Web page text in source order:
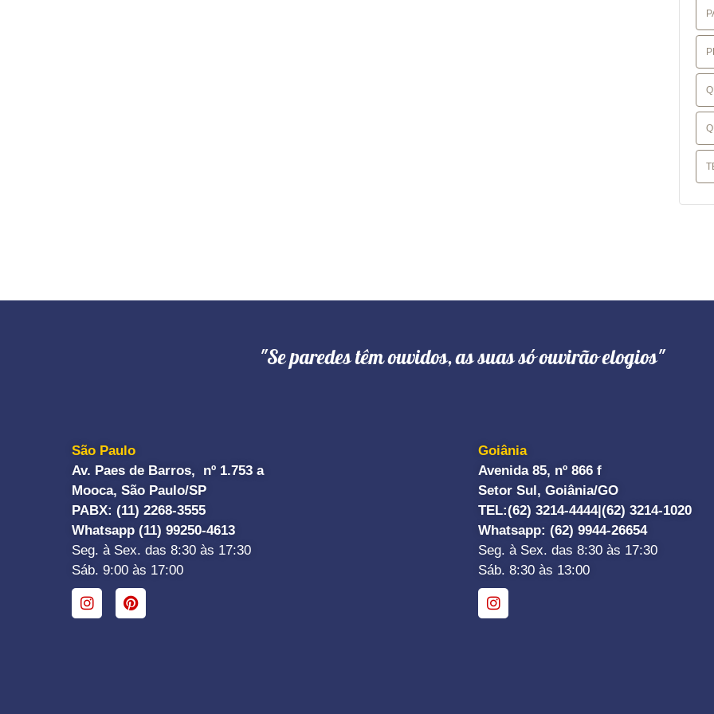
"Se paredes têm ouvidos, as suas só ouvirão elogios"
São Paulo
Av. Paes de Barros, nº 1.753 a
Mooca, São Paulo/SP
PABX: (11) 2268-3555
Whatsapp (11) 99250-4613
Seg. à Sex. das 8:30 às 17:30
Sáb. 9:00 às 17:00
Goiânia
Avenida 85, nº 866 f
Setor Sul, Goiânia/GO
TEL:(62) 3214-4444|(62) 3214-1020
Whatsapp: (62) 9944-26654
Seg. à Sex. das 8:30 às 17:30
Sáb. 8:30 às 13:00